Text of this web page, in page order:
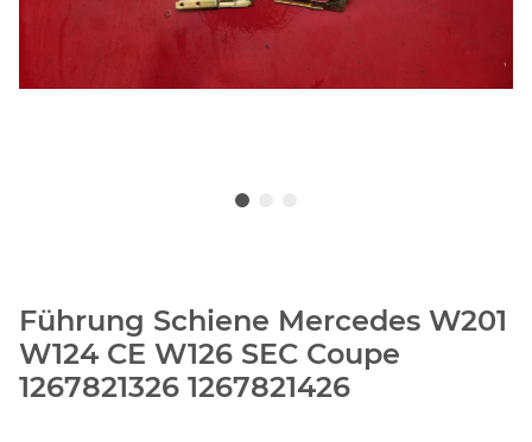
Führung Schiene Mercedes W201
W124 CE W126 SEC Coupe
1267821326 1267821426